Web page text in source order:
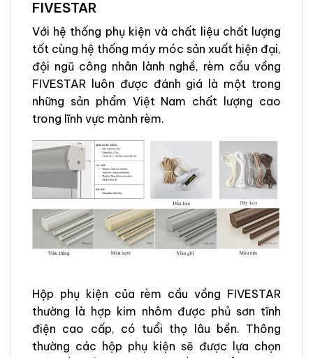
FIVESTAR
Với hệ thống phụ kiện và chất liệu chất lượng
tốt cùng hệ thống máy móc sản xuất hiện đại,
đội ngũ công nhân lành nghề, rèm cầu vồng
FIVESTAR luôn được đánh giá là một trong
những sản phẩm Việt Nam chất lượng cao
trong lĩnh vực mành rèm.
Hộp phụ kiện của rèm cầu vồng FIVESTAR
thường là hợp kim nhôm được phủ sơn tĩnh
điện cao cấp, có tuổi thọ lâu bền. Thông
thường các hộp phụ kiện sẽ được lựa chọn